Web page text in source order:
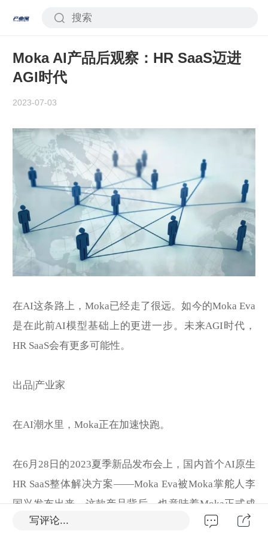
Moka AI产品后观察：HR SaaS迈进
AGI时代
2023-07-03
在AI这条路上，Moka已经走了很远。如今的Moka Eva
是在此前AI模型基础上的更进一步。未来AGI时代，
HR SaaS会有更多可能性。
出品|产业家
在AI潮水里，Moka正在加速快跑。
在6月28日的2023夏季新品发布会上，国内首个AI原生
HR SaaS整体解决方案——Moka Eva被Moka掌舵人李
国兴发布出来。这款产品背后，也意味着Moka正式成
为行业首家真正交付AI原生HR SaaS产品的公司。
写评论...